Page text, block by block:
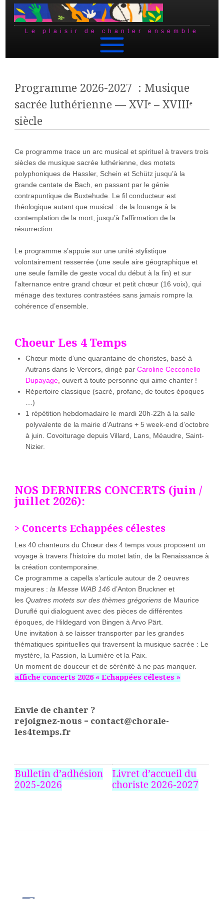
Le plaisir de chanter ensemble
Programme 2026-2027 : Musique
sacrée luthérienne — XVIᵉ – XVIIIᵉ
siècle
Ce programme trace un arc musical et spirituel à travers trois
siècles de musique sacrée luthérienne, des motets
polyphoniques de Hassler, Schein et Schütz jusqu’à la
grande cantate de Bach, en passant par le génie
contrapuntique de Buxtehude. Le fil conducteur est
théologique autant que musical : de la louange à la
contemplation de la mort, jusqu’à l’affirmation de la
résurrection.
Le programme s’appuie sur une unité stylistique
volontairement resserrée (une seule aire géographique et
une seule famille de geste vocal du début à la fin) et sur
l’alternance entre grand chœur et petit chœur (16 voix), qui
ménage des textures contrastées sans jamais rompre la
cohérence d’ensemble.
Choeur Les 4 Temps
Chœur mixte d’une quarantaine de choristes, basé à
Autrans dans le Vercors, dirigé parCaroline Cecconello
Dupayage, ouvert à toute personne qui aime chanter !
Répertoire classique (sacré, profane, de toutes époques
…)
1 répétition hebdomadaire le mardi 20h-22h à la salle
polyvalente de la mairie d’Autrans + 5 week-end d’octobre
à juin. Covoiturage depuis Villard, Lans, Méaudre, Saint-
Nizier.
NOS DERNIERS CONCERTS (juin /
juillet 2026):
> Concerts Echappées célestes
Les 40 chanteurs du Chœur des 4 temps vous proposent un
voyage à travers l’histoire du motet latin, de la Renaissance à
la création contemporaine.
Ce programme a capella s’articule autour de 2 oeuvres
majeures :la Messe WAB 146 d’Anton Bruckner et
lesQuatres motets sur des thèmes grégoriensde Maurice
Duruflé qui dialoguent avec des pièces de différentes
époques, de Hildegard von Bingen à Arvo Pärt.
Une invitation à se laisser transporter par les grandes
thématiques spirituelles qui traversent la musique sacrée : Le
mystère, la Passion, la Lumière et la Paix.
Un moment de douceur et de sérénité à ne pas manquer.
affiche concerts 2026 « Echappées célestes »
Envie de chanter ?
rejoignez-nous = contact@chorale-
les4temps.fr
Bulletin d’adhésion
2025-2026
Livret d’accueil du
choriste 2026-2027